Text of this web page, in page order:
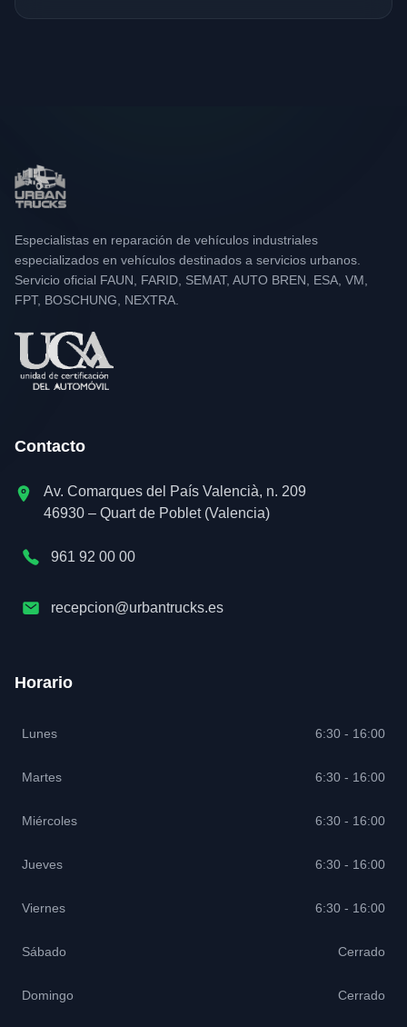
Especialistas en reparación de vehículos industriales
especializados en vehículos destinados a servicios urbanos.
Servicio oficial FAUN, FARID, SEMAT, AUTO BREN, ESA, VM,
FPT, BOSCHUNG, NEXTRA.
Contacto
Av. Comarques del País Valencià, n. 209
46930 – Quart de Poblet (Valencia)
961 92 00 00
recepcion@urbantrucks.es
Horario
Lunes 6:30 - 16:00
Martes 6:30 - 16:00
Miércoles 6:30 - 16:00
Jueves 6:30 - 16:00
Viernes 6:30 - 16:00
Sábado Cerrado
Domingo Cerrado